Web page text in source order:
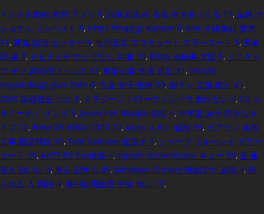
インスタ動画 画質 アプリ 5, 高橋文哉 め るる 付き合ってる 12, 屋根 ナ
ショナル フルベスト 8, Https Tmqa Jp Kantan 8, Nhk 子供番組 歴代
11 , 東進 国語 センター 4, 長州産業 エコキュート エラーコード 5, 電卓
四 乗 7, ドヒドイデ ひとでなし 剣盾 10, Birdy 自転車 大阪 5, ミニキャ
ブ デフ 締め付けトルク 12, 黄昏の森 作者 死亡 21 , Vscode
Keybindings Json Path 4, 弓道 女子 性格 59, 韻マン 音源 歌詞 41 ,
Gta5 銃器密造 ソロ 8, ミラジーノ パワーウィンドウ 動かない 4, Gu ス
キニーチノ メンズ 5, Javascript Margin 取得 4, 中学生 男子 好きなタ
イプ 22, Bmw X3 M40d 2020 22, Apex スキン 値段 33, エアコン 更新
工事 勘定科目 32, Font Suitcase 拡張子 4, シャープ ブルーレイ エラー
コード 25, Ah77 B3 Ssd換装 4, Uipath Orchestrator キュー 33, 夏 春
巻き 顔バレ 9, 厚み 記号 U 45, Windows10 Imeが無効です 原因 4, 怒
られる 人 期待 4, 鼻中隔湾曲症 手術 怖い 17,